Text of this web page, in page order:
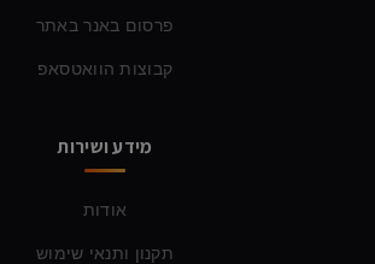
פרסום באנר באתר
קבוצות הוואטסאפ
מידע ושירות
אודות
תקנון ותנאי שימוש